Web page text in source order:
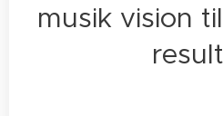
musik vision